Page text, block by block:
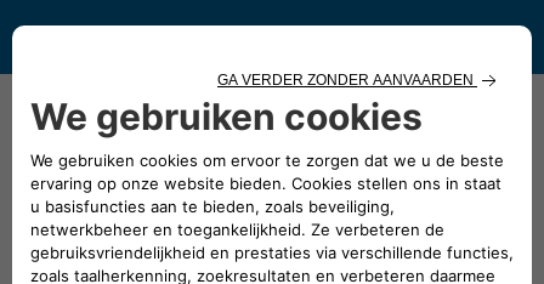
Uw bedrijfsauto sneller nodig?